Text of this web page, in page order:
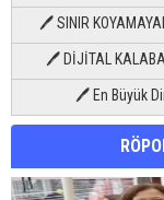
🖊 SINIR
🖊 DİJİTAL
🖊 En Büyük